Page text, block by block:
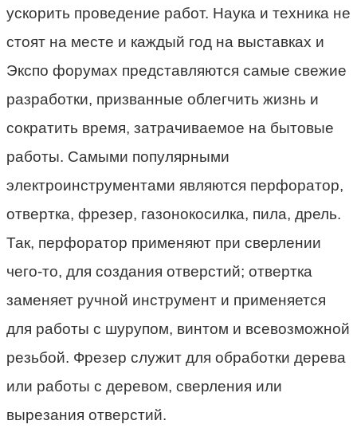
ускорить проведение работ. Наука и техника не
стоят на месте и каждый год на выставках и
Экспо форумах представляются самые свежие
разработки, призванные облегчить жизнь и
сократить время, затрачиваемое на бытовые
работы. Самыми популярными
электроинструментами являются перфоратор,
отвертка, фрезер, газонокосилка, пила, дрель.
Так, перфоратор применяют при сверлении
чего-то, для создания отверстий; отвертка
заменяет ручной инструмент и применяется
для работы с шурупом, винтом и всевозможной
резьбой. Фрезер служит для обработки дерева
или работы с деревом, сверления или
вырезания отверстий.